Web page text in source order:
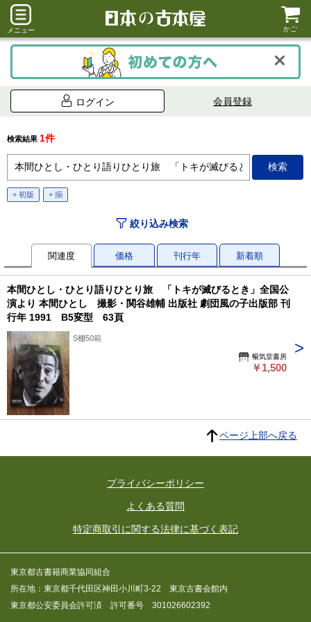
メニュー かご
ログイン 会員登録
検索結果 1件
+ 初版 + 揃
絞り込み検索
関連度 価格 刊行年 新着順
本間ひとし・ひとり語りひとり旅 「トキが滅びるとき」全国公
演より 本間ひとし 撮影・関谷雄輔 出版社 劇団風の子出版部 刊
行年 1991 B5変型 63頁
S棚50箱
暢気堂書房
￥1,500
ページ上部へ戻る
プライバシーポリシー
よくある質問
特定商取引に関する法律に基づく表記
東京都古書籍商業協同組合
所在地：東京都千代田区神田小川町3-22 東京古書会館内
東京都公安委員会許可済 許可番号 301026602392